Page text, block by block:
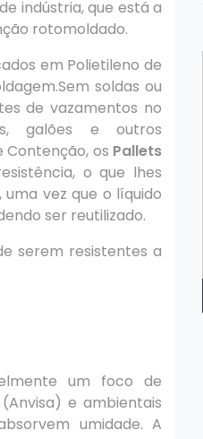
indústria, que está a
rotomoldado.
em Polietileno de
soldas ou
de vazamentos no
galões e outros
Contenção, os Pallets
o que lhes
vez que o líquido
ser reutilizado.
serem resistentes a
um foco de
e ambientais
umidade. A